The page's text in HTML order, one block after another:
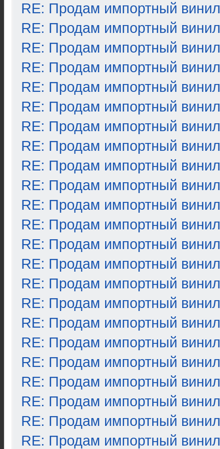
RE: Продам импортный винил
RE: Продам импортный винил
RE: Продам импортный винил
RE: Продам импортный винил
RE: Продам импортный винил
RE: Продам импортный винил
RE: Продам импортный винил
RE: Продам импортный винил
RE: Продам импортный винил
RE: Продам импортный винил
RE: Продам импортный винил
RE: Продам импортный винил
RE: Продам импортный винил
RE: Продам импортный винил
RE: Продам импортный винил
RE: Продам импортный винил
RE: Продам импортный винил
RE: Продам импортный винил
RE: Продам импортный винил
RE: Продам импортный винил
RE: Продам импортный винил
RE: Продам импортный винил
RE: Продам импортный винил